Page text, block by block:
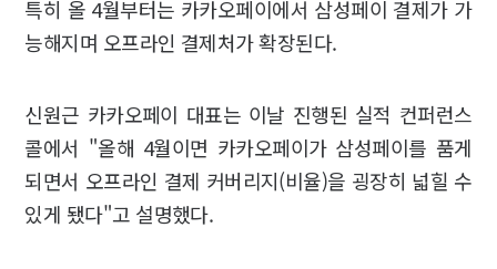
특히 올 4월부터는 카카오페이에서 삼성페이 결제가 가
능해지며 오프라인 결제처가 확장된다.
신원근 카카오페이 대표는 이날 진행된 실적 컨퍼런스
콜에서 "올해 4월이면 카카오페이가 삼성페이를 품게
되면서 오프라인 결제 커버리지(비율)을 굉장히 넓힐 수
있게 됐다"고 설명했다.